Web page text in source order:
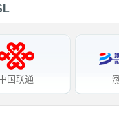
国联通